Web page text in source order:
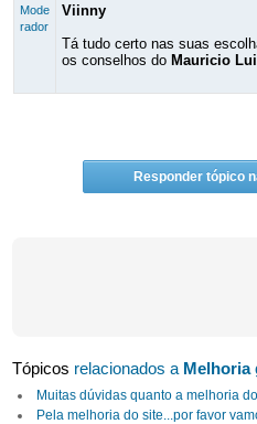
Mode
rador
Viinny
Tá tudo certo nas suas
os conselhos do Mauricio
Responder tópico
Tópicos relacionados a Melhoria
Muitas dúvidas quanto a melhoria
Pela melhoria do site...por favor